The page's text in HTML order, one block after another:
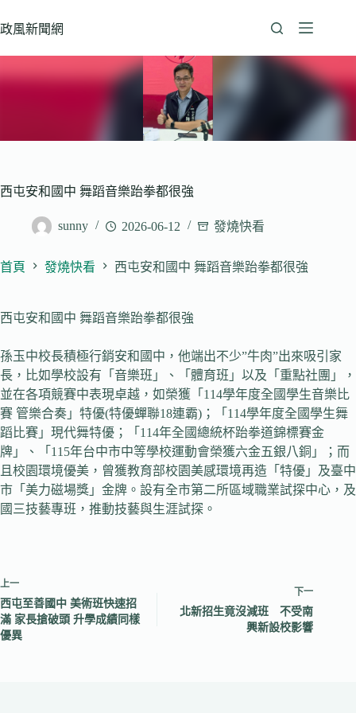
至
政風新聞網
西屯安和國中 舞蹈音樂跆拳都很強
sunny 2026-06-12 發燒快看
首頁 發燒快看 西屯安和國中 舞蹈音樂跆拳都很強
西屯安和國中 舞蹈音樂跆拳都很強
孫玉中校長積極行銷安和國中，他端出不少”牛肉”出來吸引家
長，比如學校設有「音樂班」、「體育班」以及「重點社團」，
並在各項競賽中表現卓越，如榮獲「114學年度全國學生音樂比
賽 管樂合奏」特優(特優蟬聯18連霸)；「114學年度全國學生舞
蹈比賽」現代舞特優；「114年全國總統杯跆拳道錦標賽金
牌」、「115年台中市中等學校運動會榮獲六金五銀八銅」；而
且校園環境優美，曾獲教育部校園美感環境再造「特優」及臺中
市「美力磁場獎」金牌。設有全市第二所區域職業試探中心，及
國三技藝專班，推動技藝與生涯試探。
上一
西屯至善國中 美術班快速招
滿 家長搶破頭 升學成績同樣
優異
下一
北新招生竟沒減班 不受南
興新設校影響